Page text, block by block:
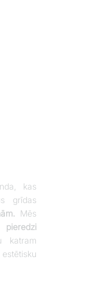
kas
grīdas
Mēs
katram